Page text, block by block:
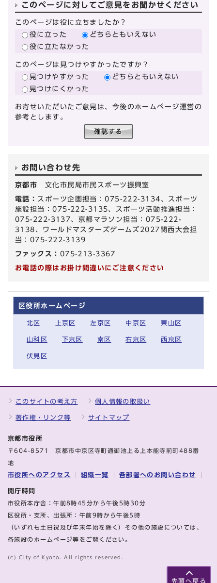
このページに対してご意見をお聞かせください
このページは役に立ちましたか？
役に立った
どちらともいえない
役に立たなかった
このページは見つけやすかったですか？
見つけやすかった
どちらともいえない
見つけにくかった
お寄せいただいたご意見は、今後のホームページ運営の
参考とします。
お問い合わせ先
京都市 文化市民局市民スポーツ振興室
電話： スポーツ企画担当：075-222-3134、スポーツ
施設担当：075-222-3135、スポーツ活動推進担当：
075-222-3137、京都マラソン担当：075-222-
3138、ワールドマスターズゲームズ2027関西大会担
当：075-222-3139
ファックス： 075-213-3367
お電話の際はお掛け間違いにご注意ください
区役所ホームページ
北区 上京区 左京区 中京区 東山区
山科区 下京区 南区 右京区 西京区
伏見区
先頭へ戻る
このサイトの考え方 個人情報の取扱い
著作権・リンク等 サイトマップ
京都市役所
〒604-8571 京都市中京区寺町通御池上る上本能寺前町488番
地
市役所へのアクセス 組織一覧 各部署へのお問い合わせ
開庁時間
市役所本庁舎：午前8時45分から午後5時30分
区役所・支所、出張所：午前9時から午後5時
（いずれも土日祝及び年末年始を除く）その他の施設については、
各施設のホームページ等をご覧ください。
(c) City of Kyoto. All rights reserved.